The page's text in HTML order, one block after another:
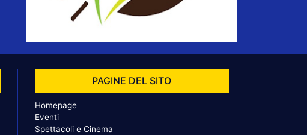
PAGINE DEL SITO
Homepage
Eventi
Spettacoli e Cinema